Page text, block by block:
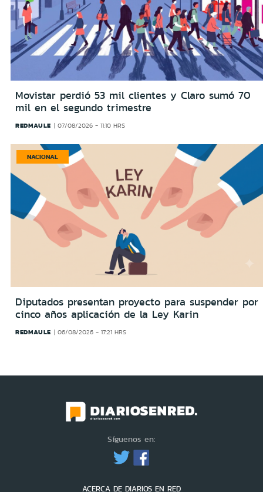
Movistar perdió 53 mil clientes y Claro sumó 70
mil en el segundo trimestre
REDMAULE 07/08/2026 - 11:10 HRS
NACIONAL
Diputados presentan proyecto para suspender por
cinco años aplicación de la Ley Karin
REDMAULE 06/08/2026 - 17:21 HRS
Síguenos en:
ACERCA DE DIARIOS EN RED